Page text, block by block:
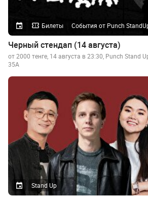
Билеты События от Punch
Черный стендап (14 августа)
от 2000 тенге, 14 августа в 23:30, Punch Stand
35А
Stand Up